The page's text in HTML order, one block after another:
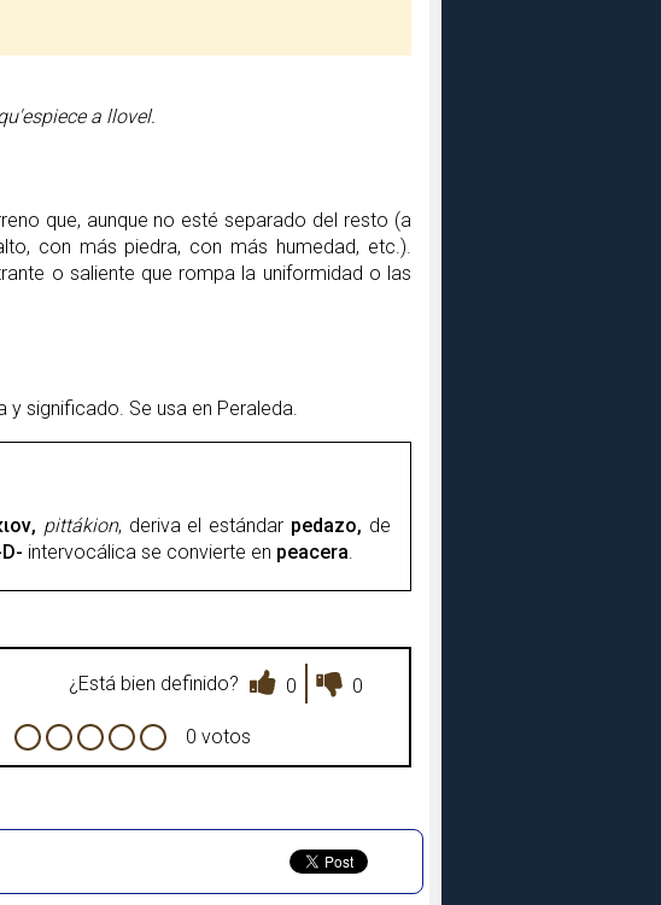
a llovel.
que, aunque no esté separado del resto (a
con más piedra, con más humedad, etc.).
o saliente que rompa la uniformidad o las
significado. Se usa en Peraleda.
pittákion, deriva el estándar pedazo, de
intervocálica se convierte en peacera.
¿Está bien definido? 0 0
0 votos